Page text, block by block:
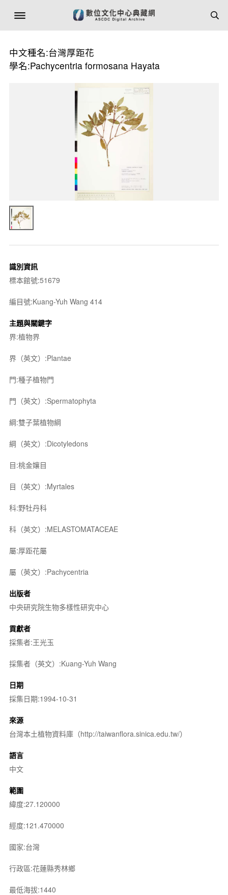
中文種名:台灣厚距花
學名:Pachycentria formosana Hayata
識別資訊
標本館號:51679
編目號:Kuang-Yuh Wang 414
主題與關鍵字
界:植物界
界（英文）:Plantae
門:種子植物門
門（英文）:Spermatophyta
綱:雙子葉植物綱
綱（英文）:Dicotyledons
目:桃金孃目
目（英文）:Myrtales
科:野牡丹科
科（英文）:MELASTOMATACEAE
屬:厚距花屬
屬（英文）:Pachycentria
出版者
中央研究院生物多樣性研究中心
貢獻者
採集者:王光玉
採集者（英文）:Kuang-Yuh Wang
日期
採集日期:1994-10-31
來源
台灣本土植物資料庫（http://taiwanflora.sinica.edu.tw/）
語言
中文
範圍
緯度:27.120000
經度:121.470000
國家:台灣
行政區:花蓮縣秀林鄉
最低海拔:1440